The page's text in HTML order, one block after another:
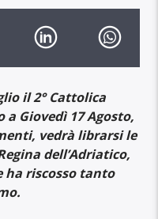
il 2° Cattolica
a Giovedì 17 Agosto,
vedrà librarsi le
dell’Adriatico,
ha riscosso tanto